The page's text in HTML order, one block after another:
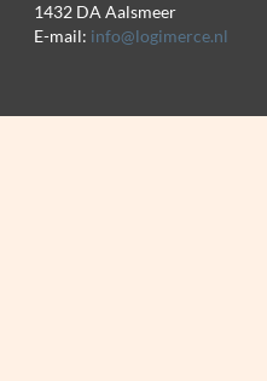
1432 DA Aalsmeer
E-mail: info@logimerce.nl